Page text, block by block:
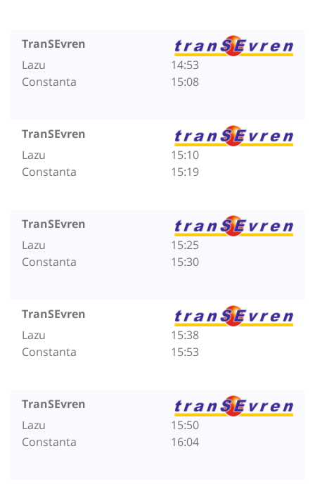
TranSEvren
Lazu
Constanta
14:53
15:08
TranSEvren
Lazu
Constanta
15:10
15:19
TranSEvren
Lazu
Constanta
15:25
15:30
TranSEvren
Lazu
Constanta
15:38
15:53
TranSEvren
Lazu
Constanta
15:50
16:04